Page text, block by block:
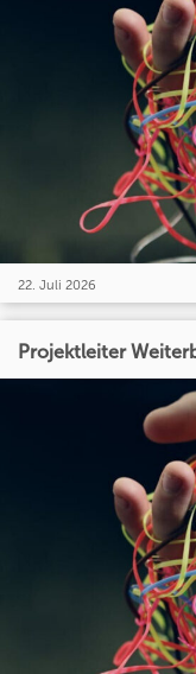
22. Juli 2026
Projektleiter